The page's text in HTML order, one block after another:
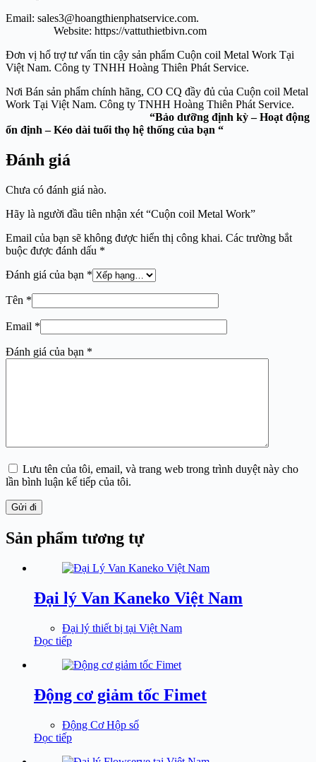
Email: sales3@hoangthienphatservice.com.
Website: https://vattuthietbivn.com
Đơn vị hổ trợ tư vấn tin cậy sản phẩm Cuộn coil Metal Work Tại
Việt Nam. Công ty TNHH Hoàng Thiên Phát Service.
Nơi Bán sản phẩm chính hãng, CO CQ đầy đủ của Cuộn coil Metal
Work Tại Việt Nam. Công ty TNHH Hoàng Thiên Phát Service.
“Bảo dưỡng định kỳ – Hoạt động
ổn định – Kéo dài tuổi thọ hệ thống của bạn “
Đánh giá
Chưa có đánh giá nào.
Hãy là người đầu tiên nhận xét “Cuộn coil Metal Work”
Email của bạn sẽ không được hiển thị công khai. Các trường bắt
buộc được đánh dấu *
Đánh giá của bạn *
Tên *
Email *
Đánh giá của bạn *
Lưu tên của tôi, email, và trang web trong trình duyệt này cho
lần bình luận kế tiếp của tôi.
Gửi đi
Sản phẩm tương tự
Đại lý Van Kaneko Việt Nam
Đại lý thiết bị tại Việt Nam
Đọc tiếp
Động cơ giảm tốc Fimet
Động Cơ Hộp số
Đọc tiếp